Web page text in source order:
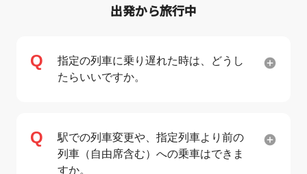
出発から旅行中
指定の列車に乗り遅れた時は、どうし
たらいいですか。
駅での列車変更や、指定列車より前の
列車（自由席含む）への乗車はできま
すか。